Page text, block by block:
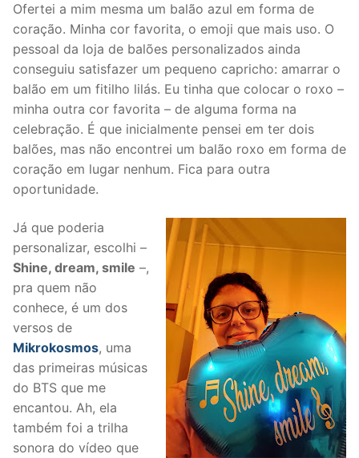
Ofertei a mim mesma um balão azul em forma de
coração. Minha cor favorita, o emoji que mais uso. O
pessoal da loja de balões personalizados ainda
conseguiu satisfazer um pequeno capricho: amarrar o
balão em um fitilho lilás. Eu tinha que colocar o roxo –
minha outra cor favorita – de alguma forma na
celebração. É que inicialmente pensei em ter dois
balões, mas não encontrei um balão roxo em forma de
coração em lugar nenhum. Fica para outra
oportunidade.
Já que poderia
personalizar, escolhi –
Shine, dream, smile –,
pra quem não
conhece, é um dos
versos de
Mikrokosmos, uma
das primeiras músicas
do BTS que me
encantou. Ah, ela
também foi a trilha
sonora do vídeo que